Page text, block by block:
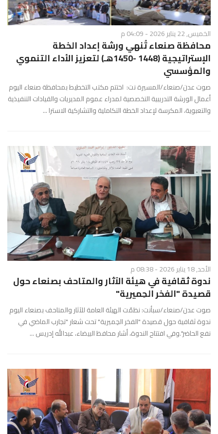
الخميس, 22 يناير 2026 - 04:09 م
محافظة صنعاء تُنهي ورشة إعداد الخطة
الإستراتيجية (1448 -1450هـ) لتعزيز الأداء التنموي
والمؤسسي
صوت عدن/صنعاء/المسيرة نت: اختتم مكتب التخطيط بمحافظة صنعاء اليوم
أعمال الورشة التدريبية التخصصية لمدراء عموم المديريات والقيادات التنفيذية
والتعبوية، المكرسة لإعداد الخطة التكاملية والتشاركية الاسترا ...
الأحد, 18 يناير 2026 - 08:38 م
ندوة ثقافية في هيئة الآثار والمتاحف بصنعاء حول
قصيدة "الفخر الحِميرية"
صوت عدن/صنعاء/سبأنت: نظمّت الهيئة العامة للآثار والمتاحف بصنعاء اليوم
ندوة ثقافية حول قصيدة "الفخر الحِميرية" تحت شعار "تجارب الماضي في
نفع الحاضر".وفي افتتاح الندوة، أشار محافظ البيضاء، عبدالله إدريس ...